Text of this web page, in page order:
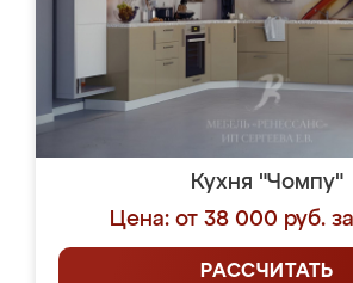
Кухня "Чомпу"
Цена: от 38 000 руб.
РАССЧИТАТЬ